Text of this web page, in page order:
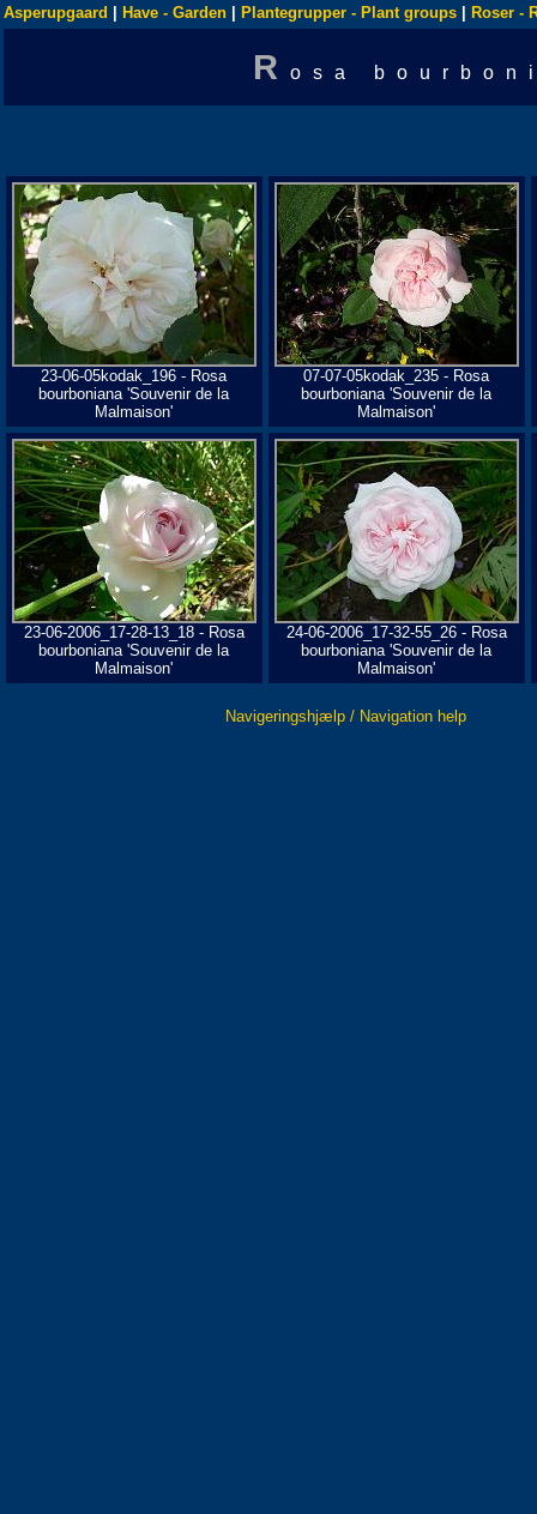
Asperupgaard Have - Garden Plantegrupper - Plant groups Roser -
R osa
23-06-05kodak_196 - Rosa
bourboniana 'Souvenir de la
Malmaison'
07-07-05kodak_235 - Rosa
bourboniana 'Souvenir de la
Malmaison'
23-06-2006_17-28-13_18 - Rosa
bourboniana 'Souvenir de la
Malmaison'
24-06-2006_17-32-55_26 - Rosa
bourboniana 'Souvenir de la
Malmaison'
Navigeringshjælp / Navigation help